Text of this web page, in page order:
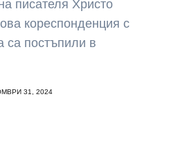
писателя Христо
кореспонденция с
са постъпили в
31, 2024